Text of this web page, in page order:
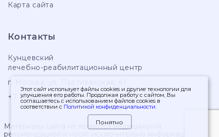
Карта сайта
Контакты
Кунцевский
лечебно-реабилитационный центр
г. Москва
+7 (495) 103-99-55
Материалы сайта не являются медицинской
рекомендацией и носят исключительно информационный
Этот сайт использует файлы cookies и другие технологии для
улучшения его работы. Продолжая работу с сайтом, Вы
соглашаетесь с использованием файлов cookies в
соответствии с Политикой конфиденциальности.
Понятно